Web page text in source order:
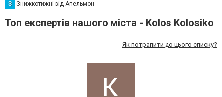
З Знижкотижні від Апельмон
Топ експертів нашого міста - Kolos Kolosiko
Як потрапити до цього списку?